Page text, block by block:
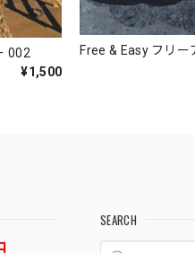
002
¥1,500
Free & Easy フリ
SEARCH